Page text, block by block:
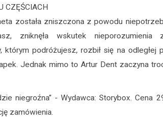
CZĘŚCIACH
została zniszczona z powodu
zniknęła wskutek nieporozumienia
podróżujesz, rozbił się na odległej
Jednak mimo to Artur Dent zaczyna
niegroźna” - Wydawca: Storybox. Cena
zamówienia.